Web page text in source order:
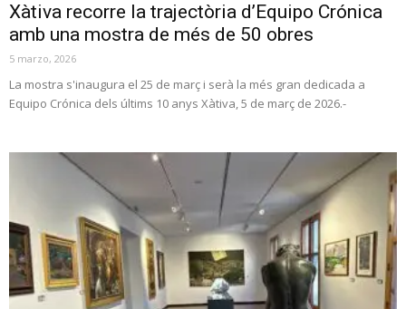
Xàtiva recorre la trajectòria d’Equipo Crónica
amb una mostra de més de 50 obres
5 marzo, 2026
La mostra s'inaugura el 25 de març i serà la més gran dedicada a
Equipo Crónica dels últims 10 anys Xàtiva, 5 de març de 2026.-